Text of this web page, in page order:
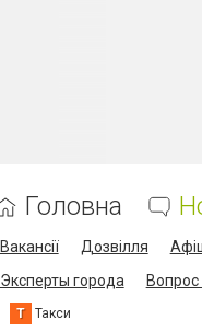
Головна
Вакансії Дозвілля
Эксперты города
Вопрос
Т Такси